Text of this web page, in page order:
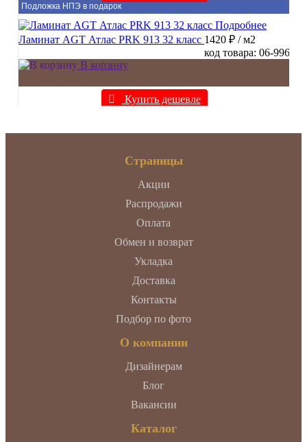
Подложка НПЭ в подарок
Подробнее
Ламинат AGT Атлас PRK 913 32 класс 1420 ₽ / м2
код товара: 06-996
В корзину
Купить дешевле
Страницы
Акции
Распродажи
Оплата
Обмен и возврат
Укладка
Доставка
Контакты
Подбор по фото
О компании
Дизайнерам
Блог
Вакансии
Каталог